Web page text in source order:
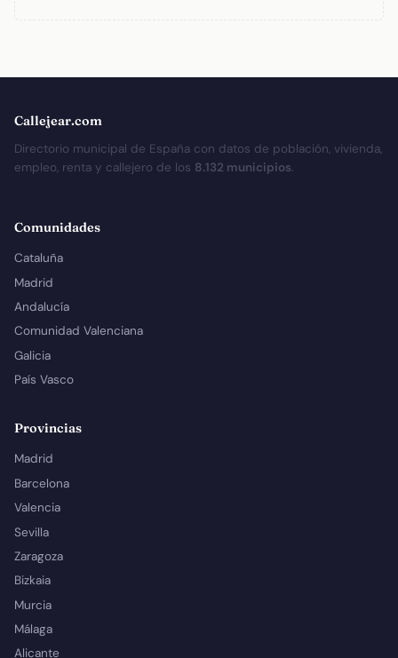
Callejear.com
Directorio municipal de España con datos de población, vivienda,
empleo, renta y callejero de los 8.132 municipios.
Comunidades
Cataluña
Madrid
Andalucía
Comunidad Valenciana
Galicia
País Vasco
Provincias
Madrid
Barcelona
Valencia
Sevilla
Zaragoza
Bizkaia
Murcia
Málaga
Alicante